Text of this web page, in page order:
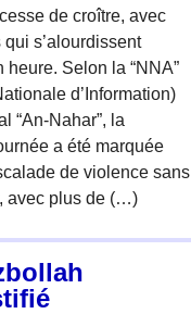
de croître, avec
s’alourdissent
heure. Selon la “NNA”
d’Information)
“An-Nahar”, la
a été marquée
de violence sans
avec plus de (…)